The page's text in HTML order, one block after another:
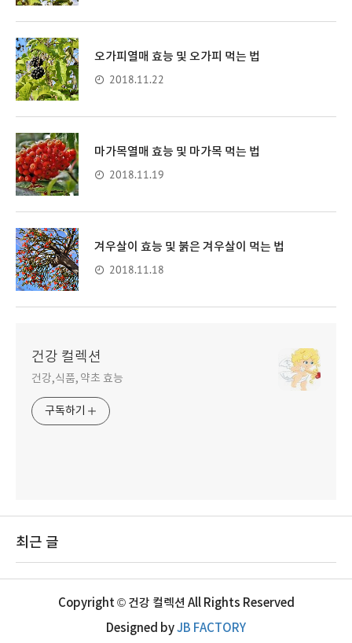
오가피열매 효능 및 오가피 먹는 법
2018.11.22
마가목열매 효능 및 마가목 먹는 법
2018.11.19
겨우살이 효능 및 붉은 겨우살이 먹는 법
2018.11.18
건강 컬렉션
건강,식품, 약초 효능
구독하기
최근 글
Copyright © 건강 컬렉션 All Rights Reserved
Designed byJB FACTORY